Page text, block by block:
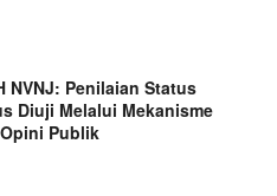
NVNJ: Penilaian Status
Diuji Melalui Mekanisme
Publik